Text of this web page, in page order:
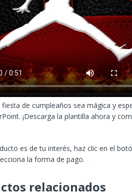
fiesta de cumpleaños sea mágica y
¡Descarga la plantilla ahora y
es de tu interés, haz clic en el
la forma de pago.
relacionados